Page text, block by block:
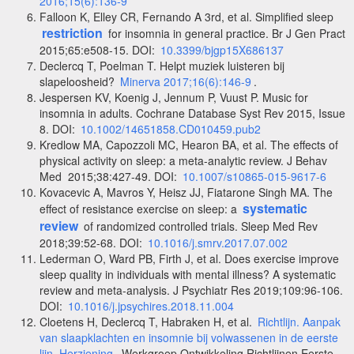
Falloon K, Elley CR, Fernando A 3rd, et al. Simplified sleep
restriction for insomnia in general practice. Br J Gen Pract
2015;65:e508-15. DOI: 10.3399/bjgp15X686137
Declercq T, Poelman T. Helpt muziek luisteren bij
slapeloosheid? Minerva 2017;16(6):146-9 .
Jespersen KV, Koenig J, Jennum P, Vuust P. Music for
insomnia in adults. Cochrane Database Syst Rev 2015, Issue
8. DOI: 10.1002/14651858.CD010459.pub2
Kredlow MA, Capozzoli MC, Hearon BA, et al. The effects of
physical activity on sleep: a meta-analytic review. J Behav
Med 2015;38:427-49. DOI: 10.1007/s10865-015-9617-6
Kovacevic A, Mavros Y, Heisz JJ, Fiatarone Singh MA. The
effect of resistance exercise on sleep: a systematic
review of randomized controlled trials. Sleep Med Rev
2018;39:52-68. DOI: 10.1016/j.smrv.2017.07.002
Lederman O, Ward PB, Firth J, et al. Does exercise improve
sleep quality in individuals with mental illness? A systematic
review and meta-analysis. J Psychiatr Res 2019;109:96-106.
DOI: 10.1016/j.jpsychires.2018.11.004
Cloetens H, Declercq T, Habraken H, et al. Richtlijn. Aanpak
van slaapklachten en insomnie bij volwassenen in de eerste